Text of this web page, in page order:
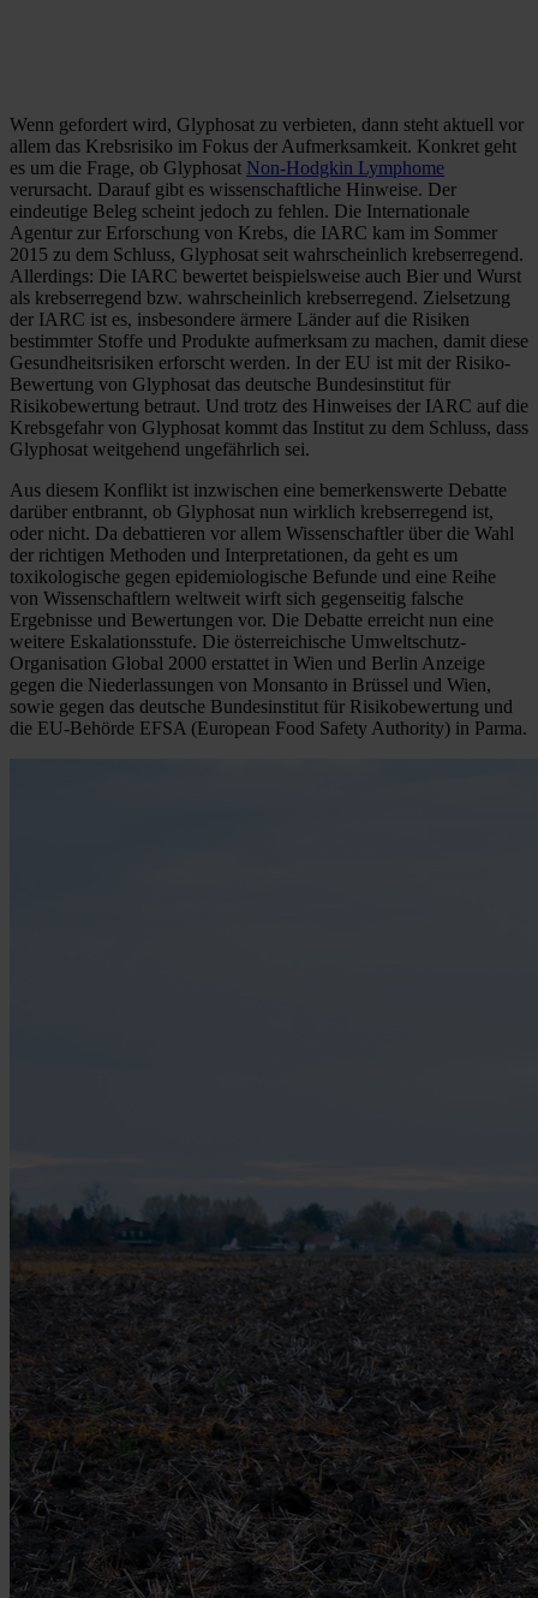
Wenn gefordert wird, Glyphosat zu verbieten, dann steht aktuell vor
allem das Krebsrisiko im Fokus der Aufmerksamkeit. Konkret geht
es um die Frage, ob Glyphosat Non-Hodgkin Lymphome
verursacht. Darauf gibt es wissenschaftliche Hinweise. Der
eindeutige Beleg scheint jedoch zu fehlen. Die Internationale
Agentur zur Erforschung von Krebs, die IARC kam im Sommer
2015 zu dem Schluss, Glyphosat seit wahrscheinlich krebserregend.
Allerdings: Die IARC bewertet beispielsweise auch Bier und Wurst
als krebserregend bzw. wahrscheinlich krebserregend. Zielsetzung
der IARC ist es, insbesondere ärmere Länder auf die Risiken
bestimmter Stoffe und Produkte aufmerksam zu machen, damit diese
Gesundheitsrisiken erforscht werden. In der EU ist mit der Risiko-
Bewertung von Glyphosat das deutsche Bundesinstitut für
Risikobewertung betraut. Und trotz des Hinweises der IARC auf die
Krebsgefahr von Glyphosat kommt das Institut zu dem Schluss, dass
Glyphosat weitgehend ungefährlich sei.
Aus diesem Konflikt ist inzwischen eine bemerkenswerte Debatte
darüber entbrannt, ob Glyphosat nun wirklich krebserregend ist,
oder nicht. Da debattieren vor allem Wissenschaftler über die Wahl
der richtigen Methoden und Interpretationen, da geht es um
toxikologische gegen epidemiologische Befunde und eine Reihe
von Wissenschaftlern weltweit wirft sich gegenseitig falsche
Ergebnisse und Bewertungen vor. Die Debatte erreicht nun eine
weitere Eskalationsstufe. Die österreichische Umweltschutz-
Organisation Global 2000 erstattet in Wien und Berlin Anzeige
gegen die Niederlassungen von Monsanto in Brüssel und Wien,
sowie gegen das deutsche Bundesinstitut für Risikobewertung und
die EU-Behörde EFSA (European Food Safety Authority) in Parma.